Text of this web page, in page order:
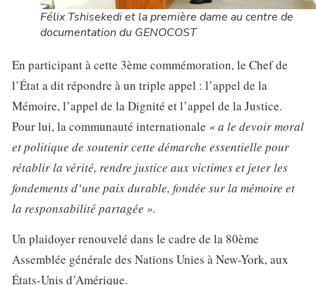
Félix Tshisekedi et la première dame au centre de
documentation du GENOCOST
En participant à cette 3ème commémoration, le Chef de
l’État a dit répondre à un triple appel : l’appel de la
Mémoire, l’appel de la Dignité et l’appel de la Justice.
Pour lui, la communauté internationale « a le devoir moral
et politique de soutenir cette démarche essentielle pour
rétablir la vérité, rendre justice aux victimes et jeter les
fondements d’une paix durable, fondée sur la mémoire et
la responsabilité partagée ».
Un plaidoyer renouvelé dans le cadre de la 80ème
Assemblée générale des Nations Unies à New-York, aux
États-Unis d’Amérique.